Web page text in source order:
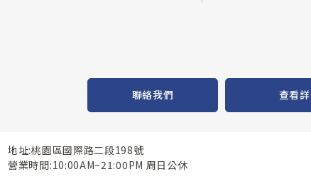
聯絡我們 查看
地址:桃園區國際路二段198號
營業時間:10:00AM~21:00PM 周日公休